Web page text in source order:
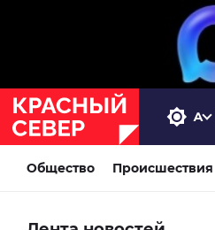
Общество Происшествия